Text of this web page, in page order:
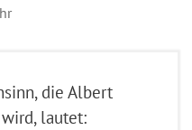
die Albert
lautet: